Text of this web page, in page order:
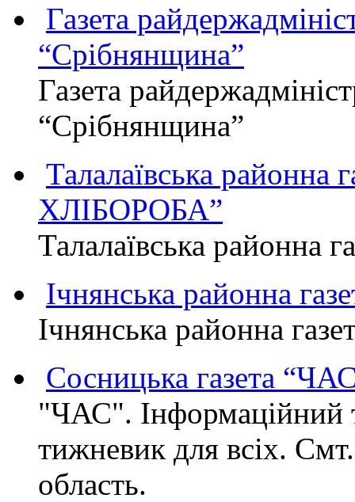
Газета
“Срібнянщина”
Газета
“Срібнянщина”
Талалаївська
ХЛІБОРОБА”
Талалаївська
Ічнянська районна
Ічнянська районна
Сосницька газета
"ЧАС". Інформаційний
тижневик для всіх.
область.